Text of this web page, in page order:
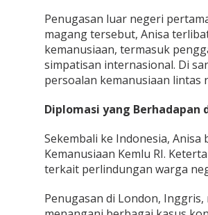
Penugasan luar negeri
magang tersebut, Anisa
kemanusiaan, termasuk
simpatisan internasional. Di
persoalan kemanusiaan lintas
Diplomasi yang Berhadapan
Sekembali ke Indonesia,
Kemanusiaan Kemlu RI.
terkait perlindungan warga
Penugasan di London,